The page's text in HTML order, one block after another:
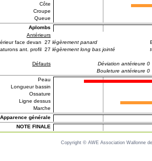
Côte
Croupe
Queue
Aplombs
Antérieurs
face devan 27
ant. profil 27
Défauts
légèrement panard
légèrement long bas jointé
Déviation antérieure 0
Bouleture antérieure 0
Peau
Longueur bassin
Ossature
Ligne dessus
Marche
Apparence générale
NOTE FINALE
Copyright © AWE Association Wallonne